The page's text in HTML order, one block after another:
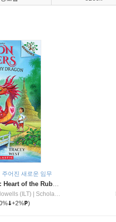
어진 새로운 임무
Dragon Masters #32 : Heart of the Ruby Dragon (A Branches Book)
(ILT)
Scholastic Inc
+2% )